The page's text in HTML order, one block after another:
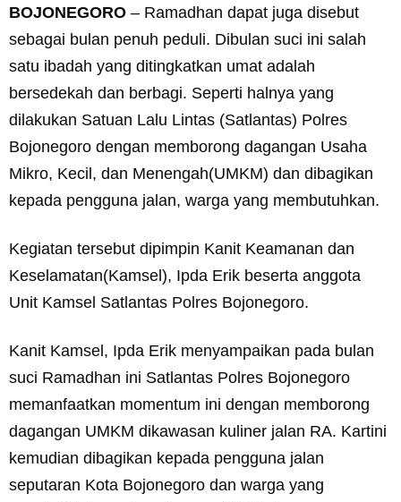
BOJONEGORO – Ramadhan dapat juga disebut
sebagai bulan penuh peduli. Dibulan suci ini salah
satu ibadah yang ditingkatkan umat adalah
bersedekah dan berbagi. Seperti halnya yang
dilakukan Satuan Lalu Lintas (Satlantas) Polres
Bojonegoro dengan memborong dagangan Usaha
Mikro, Kecil, dan Menengah(UMKM) dan dibagikan
kepada pengguna jalan, warga yang membutuhkan.
Kegiatan tersebut dipimpin Kanit Keamanan dan
Keselamatan(Kamsel), Ipda Erik beserta anggota
Unit Kamsel Satlantas Polres Bojonegoro.
Kanit Kamsel, Ipda Erik menyampaikan pada bulan
suci Ramadhan ini Satlantas Polres Bojonegoro
memanfaatkan momentum ini dengan memborong
dagangan UMKM dikawasan kuliner jalan RA. Kartini
kemudian dibagikan kepada pengguna jalan
seputaran Kota Bojonegoro dan warga yang